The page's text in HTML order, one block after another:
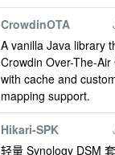
CrowdinOTA
A vanilla Java library
Crowdin Over-The-
with cache and
mapping support.
Hikari-SPK
轻量 Synology DSM